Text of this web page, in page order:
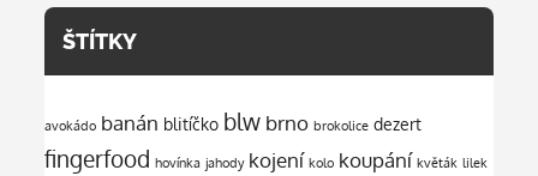
ŠTÍTKY
avokádo banán blitíčko blw brno brokolice dezert
fingerfood hovínka jahody kojení kolo koupání květák lilek